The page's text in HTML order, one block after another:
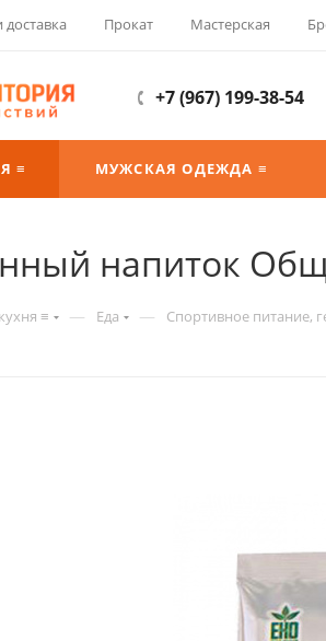
Прокат Мастерская
+7 (967) 199-38-54
≡ МУЖСКАЯ ОДЕЖДА ≡
напиток
≡ — Еда — Спортивное питание,